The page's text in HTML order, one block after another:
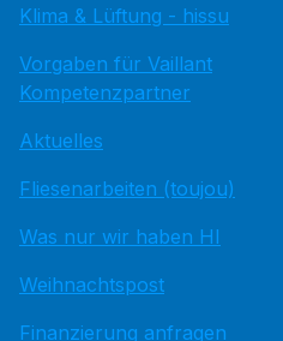
Klima & Lüftung - hissu
Vorgaben für Vaillant
Kompetenzpartner
Aktuelles
Fliesenarbeiten (toujou)
Was nur wir haben HI
Weihnachtspost
Finanzierung anfragen